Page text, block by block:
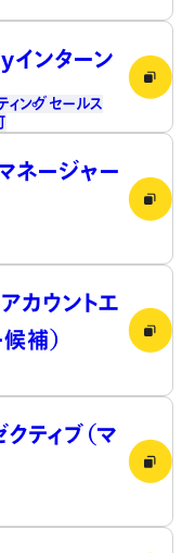
インターン
ィング セールス
ネージャー
カウントエ
補）
ティブ（マ